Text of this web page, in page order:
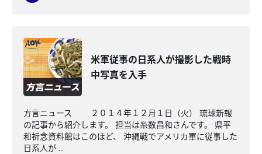
米軍従事の日系人が撮影した戦時
中写真を入手
方言ニュース ２０１４年１２月１日（火） 琉球新報
の記事から紹介します。 担当は糸数昌和さんです。 県平
和祈念資料館はこのほど、 沖縄戦でアメリカ軍に従事した
日系人が ...